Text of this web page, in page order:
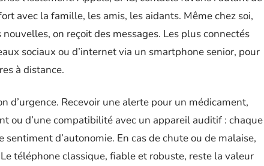
avec la famille, les amis, les aidants. Même chez soi,
on reçoit des messages. Les plus connectés
sociaux ou d’internet via un smartphone senior, pour
à distance.
d’urgence. Recevoir une alerte pour un médicament,
ou d’une compatibilité avec un appareil auditif : chaque
d’autonomie. En cas de chute ou de malaise,
téléphone classique, fiable et robuste, reste la valeur